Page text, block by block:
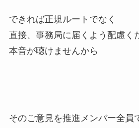
できれば正規ルートでなく
直接、事務局に届くよう配慮く
本音が聴けませんから
そのご意見を推進メンバー全員